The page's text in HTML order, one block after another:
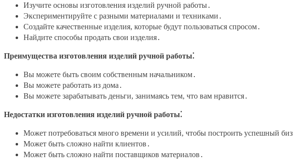
Изучите основы изготовления изделий ручной работы․
Экспериментируйте с разными материалами и техниками․
Создайте качественные изделия, которые будут пользоваться спросом․
Найдите способы продать свои изделия․
Преимущества изготовления изделий ручной работы⁚
Вы можете быть своим собственным начальником․
Вы можете работать из дома․
Вы можете зарабатывать деньги, занимаясь тем, что вам нравится․
Недостатки изготовления изделий ручной работы⁚
Может потребоваться много времени и усилий, чтобы построить успешный
Может быть сложно найти клиентов․
Может быть сложно найти поставщиков материалов․